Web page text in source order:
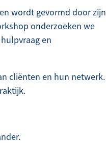
wordt gevormd door zijn
onderzoeken we
en
cliënten en hun netwerk.